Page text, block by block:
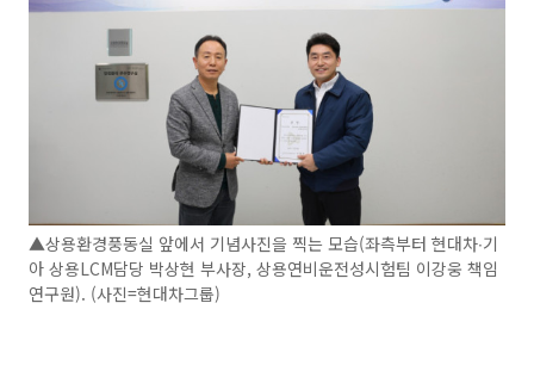
▲상용환경풍동실 앞에서 기념사진을 찍는 모습(좌측부터 현대차∙기
아 상용LCM담당 박상현 부사장, 상용연비운전성시험팀 이강웅 책임
연구원). (사진=현대차그룹)